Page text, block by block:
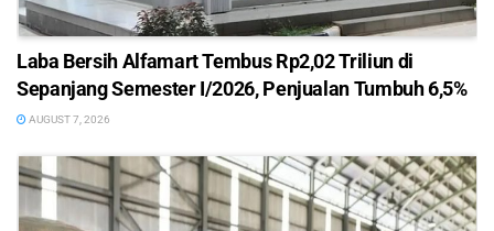
Laba Bersih Alfamart Tembus Rp2,02 Triliun di
Sepanjang Semester I/2026, Penjualan Tumbuh 6,5%
AUGUST 7, 2026